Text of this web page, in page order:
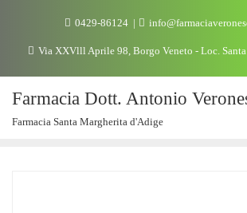
0429-86124
Via XXVlll Aprile 98, Borgo Veneto - Loc.
Farmacia Dott. Antonio
Farmacia Santa Margherita d'Adige